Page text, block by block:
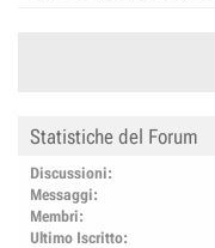
Statistiche del Forum
Discussioni
Messaggi
Membri
Ultimo Iscritto